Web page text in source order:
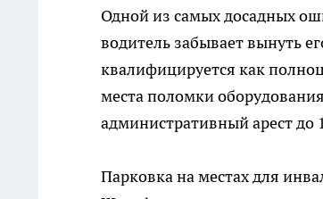
Одной из самых досадных
водитель забывает вынуть
квалифицируется как
места поломки
административный арест до
Парковка на местах для